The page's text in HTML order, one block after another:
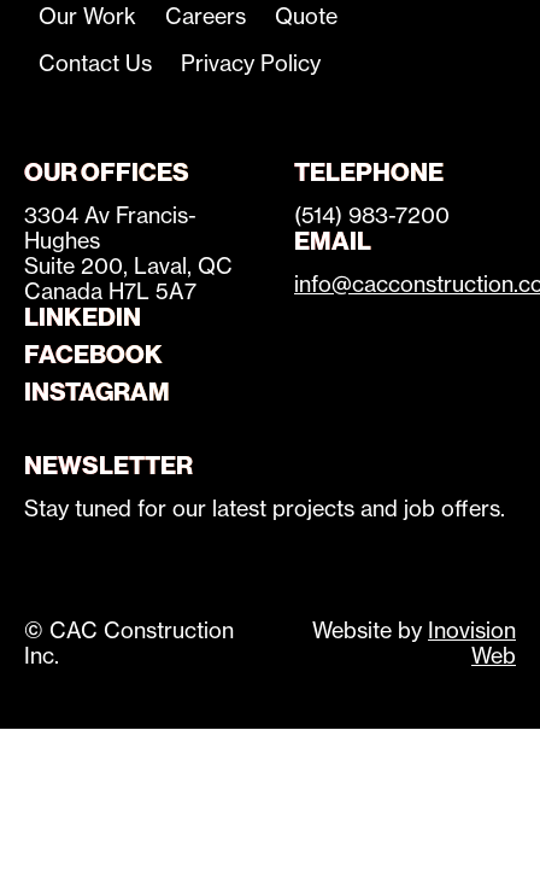
Our Work
Careers
Quote
Contact Us
Privacy Policy
OUR OFFICES
3304 Av Francis-
Hughes
Suite 200, Laval, QC
Canada H7L 5A7
LINKEDIN
FACEBOOK
INSTAGRAM
TELEPHONE
(514) 983-7200
EMAIL
NEWSLETTER
Stay tuned for our latest projects and job offers.
© CAC Construction
Inc.
Website by Inovision
Web